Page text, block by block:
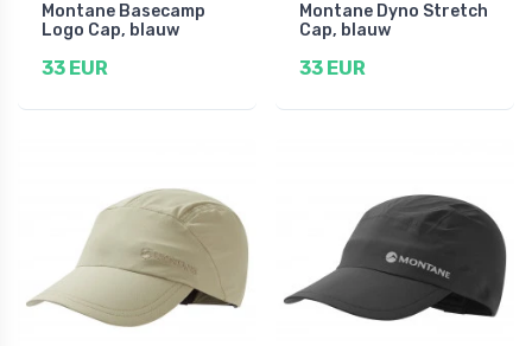
Montane Basecamp
Logo Cap, blauw
33 EUR
Montane Dyno Stretch
Cap, blauw
33 EUR